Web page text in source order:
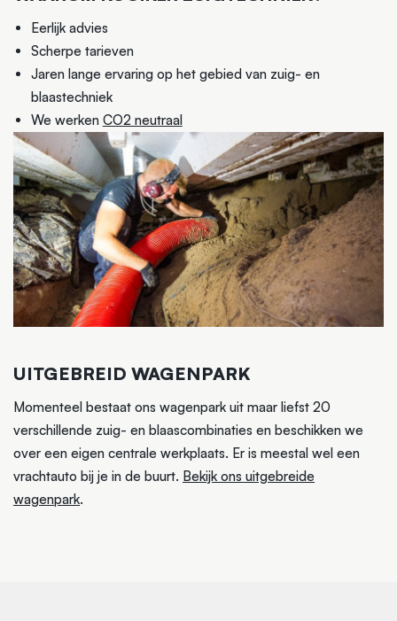
Eerlijk advies
Scherpe tarieven
Jaren lange ervaring op het gebied van zuig- en
blaastechniek
We werken CO2 neutraal
UITGEBREID WAGENPARK
Momenteel bestaat ons wagenpark uit maar liefst 20
verschillende zuig- en blaascombinaties en beschikken we
over een eigen centrale werkplaats. Er is meestal wel een
vrachtauto bij je in de buurt. Bekijk ons uitgebreide
wagenpark.